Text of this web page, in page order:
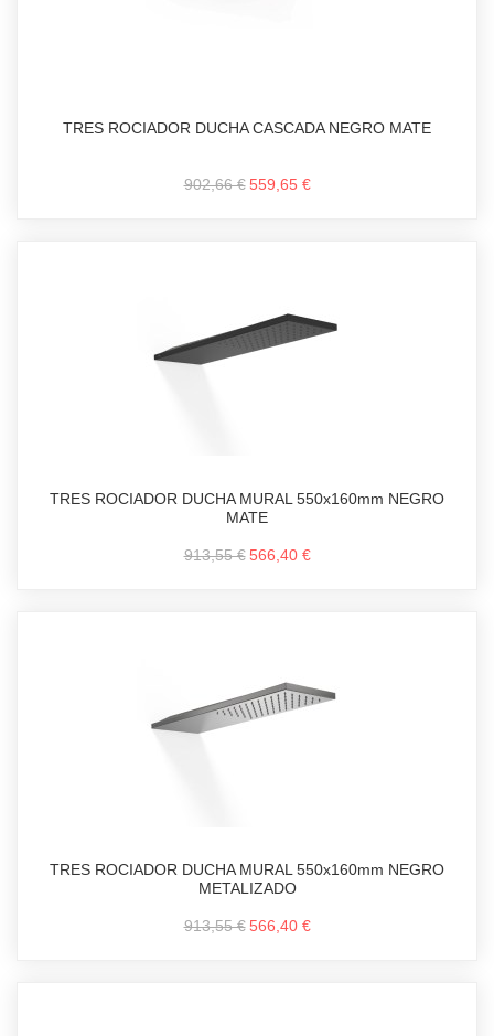
TRES ROCIADOR DUCHA CASCADA NEGRO MATE
902,66 € 559,65 €
TRES ROCIADOR DUCHA MURAL 550x160mm NEGRO
MATE
913,55 € 566,40 €
TRES ROCIADOR DUCHA MURAL 550x160mm NEGRO
METALIZADO
913,55 € 566,40 €